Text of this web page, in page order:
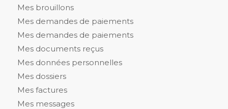
Mes brouillons
Mes demandes de paiements
Mes demandes de paiements
Mes documents reçus
Mes données personnelles
Mes dossiers
Mes factures
Mes messages